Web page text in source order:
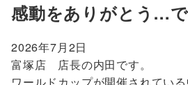
感動をありがとう…
2026年7月2日
富塚店 店長の内田です。